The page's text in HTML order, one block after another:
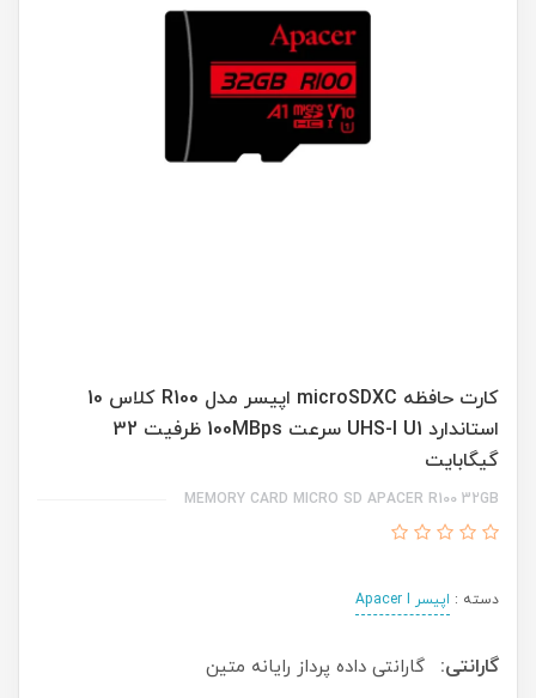
کارت حافظه microSDXC اپیسر مدل R100 کلاس 10
استاندارد UHS-I U1 سرعت 100MBps ظرفیت 32
گیگابایت
MEMORY CARD MICRO SD APACER R100 32GB
دسته : اپیسر Apacer I
گارانتی: گارانتی داده پرداز رایانه متین